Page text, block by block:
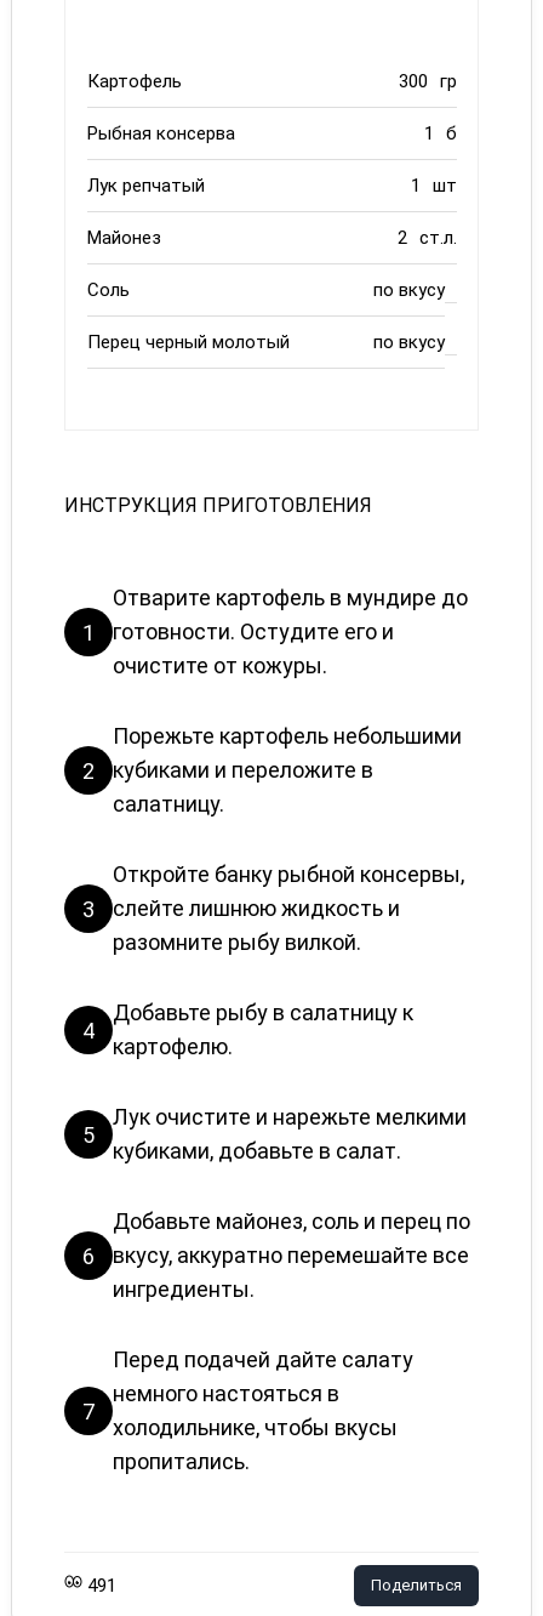
Картофель 300 гр
Рыбная консерва 1 б
Лук репчатый 1 шт
Майонез 2 ст.л.
Соль по вкусу
Перец черный молотый по вкусу
ИНСТРУКЦИЯ ПРИГОТОВЛЕНИЯ
1
Отварите картофель в мундире до
готовности. Остудите его и
очистите от кожуры.
2
Порежьте картофель небольшими
кубиками и переложите в
салатницу.
3
Откройте банку рыбной консервы,
слейте лишнюю жидкость и
разомните рыбу вилкой.
4
Добавьте рыбу в салатницу к
картофелю.
5
Лук очистите и нарежьте мелкими
кубиками, добавьте в салат.
6
Добавьте майонез, соль и перец по
вкусу, аккуратно перемешайте все
ингредиенты.
7
Перед подачей дайте салату
немного настояться в
холодильнике, чтобы вкусы
пропитались.
491 Поделиться